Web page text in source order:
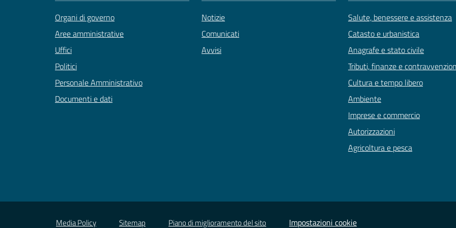
Organi di governo
Aree amministrative
Uffici
Politici
Personale Amministrativo
Documenti e dati
Notizie
Comunicati
Avvisi
Salute, benessere e assistenza
Catasto e urbanistica
Anagrafe e stato civile
Tributi, finanze e
Cultura e tempo libero
Ambiente
Imprese e commercio
Autorizzazioni
Agricoltura e pesca
Media Policy Sitemap Piano di miglioramento del sito Impostazioni cookie